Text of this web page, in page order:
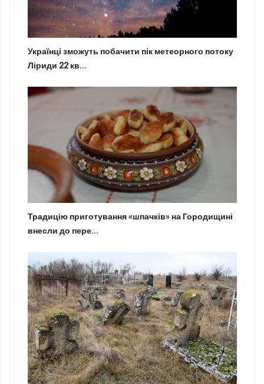
Українці зможуть побачити пік метеорного потоку
Ліриди 22 кв...
Традицію приготування «шпачків» на Городищині
внесли до пере...